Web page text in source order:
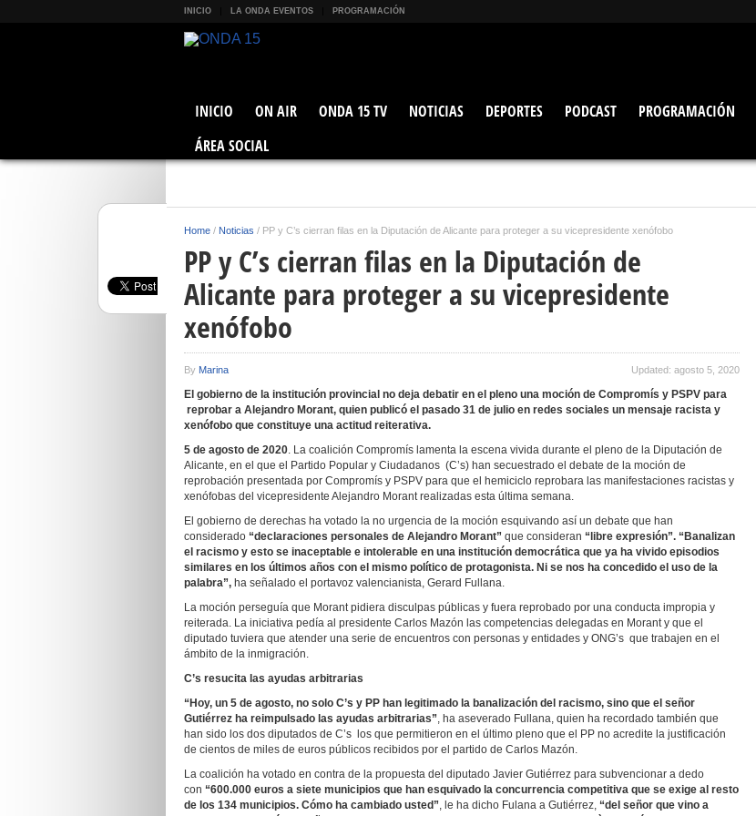
INICIO LA ONDA EVENTOS PROGRAMACIÓN
INICIO ON AIR ONDA 15 TV NOTICIAS DEPORTES PODCAST PROGRAMACIÓN
ÁREA SOCIAL
Home / Noticias / PP y C’s cierran filas en la Diputación de Alicante para proteger a su vicepresidente xenófobo
PP y C’s cierran filas en la Diputación de
Alicante para proteger a su vicepresidente
xenófobo
By Marina Updated: agosto 5, 2020
El gobierno de la institución provincial no deja debatir en el pleno una moción de Compromís y PSPV para
reprobar a Alejandro Morant, quien publicó el pasado 31 de julio en redes sociales un mensaje racista y
xenófobo que constituye una actitud reiterativa.
5 de agosto de 2020. La coalición Compromís lamenta la escena vivida durante el pleno de la Diputación de
Alicante, en el que el Partido Popular y Ciudadanos (C’s) han secuestrado el debate de la moción de
reprobación presentada por Compromís y PSPV para que el hemiciclo reprobara las manifestaciones racistas y
xenófobas del vicepresidente Alejandro Morant realizadas esta última semana.
El gobierno de derechas ha votado la no urgencia de la moción esquivando así un debate que han
considerado “declaraciones personales de Alejandro Morant” que consideran “libre expresión”. “Banalizan
el racismo y esto se inaceptable e intolerable en una institución democrática que ya ha vivido episodios
similares en los últimos años con el mismo político de protagonista. Ni se nos ha concedido el uso de la
palabra”, ha señalado el portavoz valencianista, Gerard Fullana.
La moción perseguía que Morant pidiera disculpas públicas y fuera reprobado por una conducta impropia y
reiterada. La iniciativa pedía al presidente Carlos Mazón las competencias delegadas en Morant y que el
diputado tuviera que atender una serie de encuentros con personas y entidades y ONG’s que trabajen en el
ámbito de la inmigración.
C’s resucita las ayudas arbitrarias
“Hoy, un 5 de agosto, no solo C’s y PP han legitimado la banalización del racismo, sino que el señor
Gutiérrez ha reimpulsado las ayudas arbitrarias”, ha aseverado Fullana, quien ha recordado también que
han sido los dos diputados de C’s los que permitieron en el último pleno que el PP no acredite la justificación
de cientos de miles de euros públicos recibidos por el partido de Carlos Mazón.
La coalición ha votado en contra de la propuesta del diputado Javier Gutiérrez para subvencionar a dedo
con “600.000 euros a siete municipios que han esquivado la concurrencia competitiva que se exige al resto
de los 134 municipios. Cómo ha cambiado usted”, le ha dicho Fulana a Gutiérrez, “del señor que vino a